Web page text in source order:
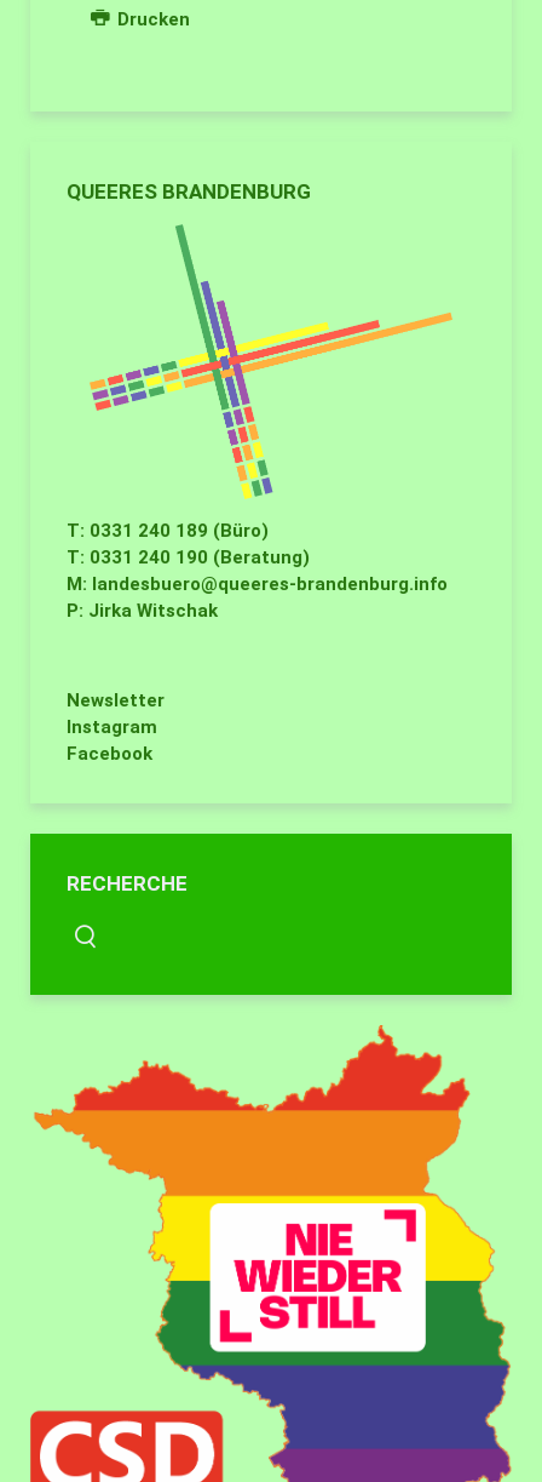
Drucken
QUEERES BRANDENBURG
T: 0331 240 189 (Büro)
T: 0331 240 190 (Beratung)
M: landesbuero@queeres-brandenburg.info
P: Jirka Witschak
Newsletter
Instagram
Facebook
RECHERCHE